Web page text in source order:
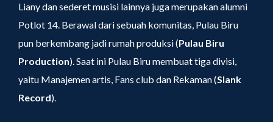
Liany dan sederet musisi lainnya juga merupakan alumni
Potlot 14. Berawal dari sebuah komunitas, Pulau Biru
pun berkembang jadi rumah produksi (Pulau Biru
Production). Saat ini Pulau Biru membuat tiga divisi,
yaitu Manajemen artis, Fans club dan Rekaman (Slank
Record).